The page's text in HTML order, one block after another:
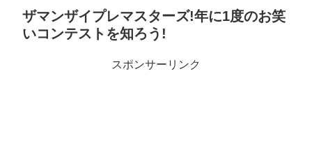
ザマンザイプレマスターズ!年に1度のお笑
いコンテストを知ろう!
スポンサーリンク